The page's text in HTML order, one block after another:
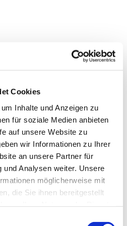
Cookies
Inhalte und Anzeigen zu
für soziale Medien anbieten
auf unsere Website zu
wir Informationen zu Ihrer
an unsere Partner für
und Analysen weiter. Unsere
möglicherweise mit
die Sie ihnen bereitgestellt
Sie auch